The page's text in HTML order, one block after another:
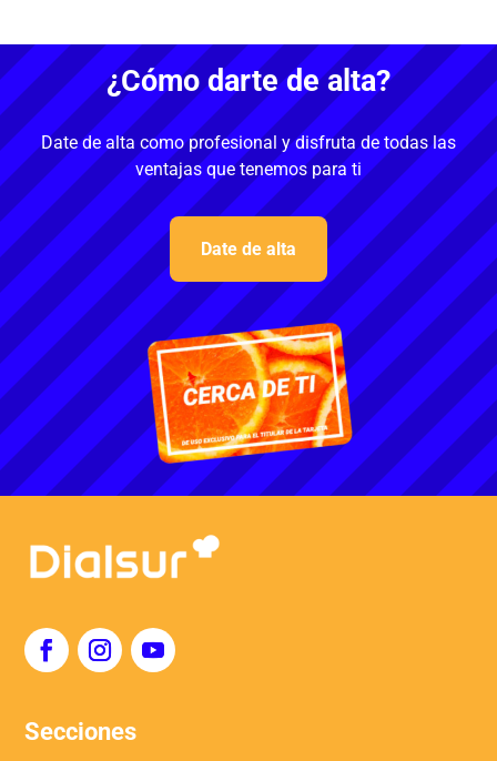
¿Cómo darte de alta?
Date de alta como profesional y disfruta de todas las
ventajas que tenemos para ti
Date de alta
Secciones